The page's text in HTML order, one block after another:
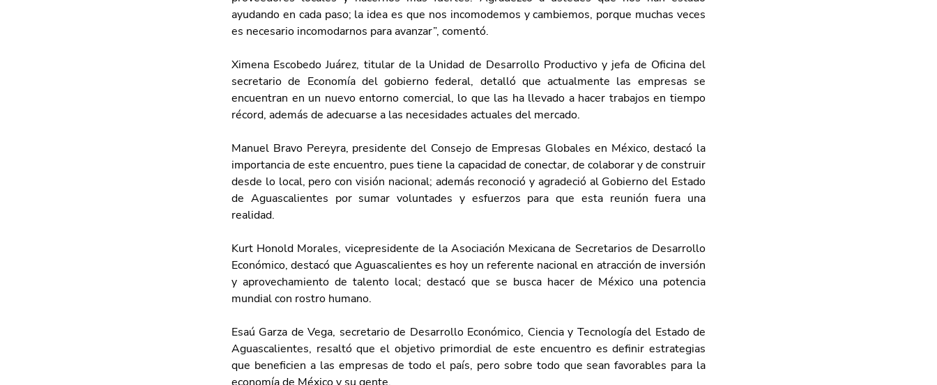
ayudando en cada paso; la idea es que nos incomodemos y cambiemos, porque muchas veces
es necesario incomodarnos para avanzar”, comentó.
Ximena Escobedo Juárez, titular de la Unidad de Desarrollo Productivo y jefa de Oficina del
secretario de Economía del gobierno federal, detalló que actualmente las empresas se
encuentran en un nuevo entorno comercial, lo que las ha llevado a hacer trabajos en tiempo
récord, además de adecuarse a las necesidades actuales del mercado.
Manuel Bravo Pereyra, presidente del Consejo de Empresas Globales en México, destacó la
importancia de este encuentro, pues tiene la capacidad de conectar, de colaborar y de construir
desde lo local, pero con visión nacional; además reconoció y agradeció al Gobierno del Estado
de Aguascalientes por sumar voluntades y esfuerzos para que esta reunión fuera una
realidad.
Kurt Honold Morales, vicepresidente de la Asociación Mexicana de Secretarios de Desarrollo
Económico, destacó que Aguascalientes es hoy un referente nacional en atracción de inversión
y aprovechamiento de talento local; destacó que se busca hacer de México una potencia
mundial con rostro humano.
Esaú Garza de Vega, secretario de Desarrollo Económico, Ciencia y Tecnología del Estado de
Aguascalientes, resaltó que el objetivo primordial de este encuentro es definir estrategias
que beneficien a las empresas de todo el país, pero sobre todo que sean favorables para la